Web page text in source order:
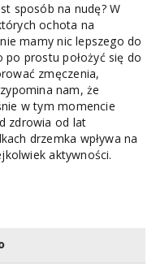
sposób na nudę? W
ochota na
mamy nic lepszego do
prostu położyć się do
zmęczenia,
nam, że
w tym momencie
zdrowia od lat
drzemka wpływa na
aktywności.